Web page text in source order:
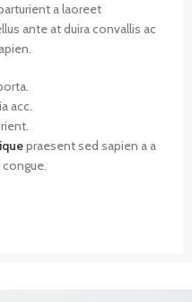
a laoreet
ante at duira convallis ac
acc.
praesent sed sapien a a